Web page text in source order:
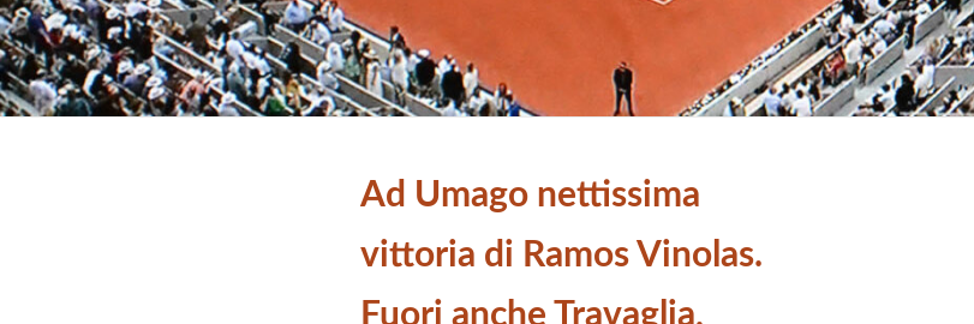
Ad Umago nettissima
vittoria di Ramos Vinolas.
Fuori anche Travaglia,